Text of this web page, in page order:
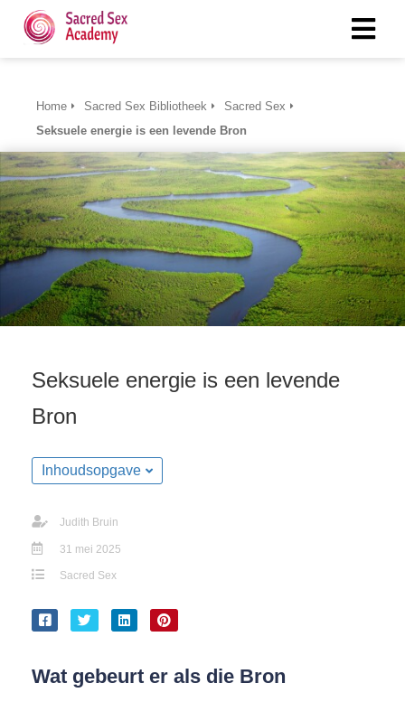
Home Sacred Sex Bibliotheek
Sacred Sex
Seksuele energie is een levende Bron
Seksuele energie is een levende
Bron
Inhoudsopgave
Judith Bruin
31 mei 2025
Sacred Sex
Wat gebeurt er als die Bron